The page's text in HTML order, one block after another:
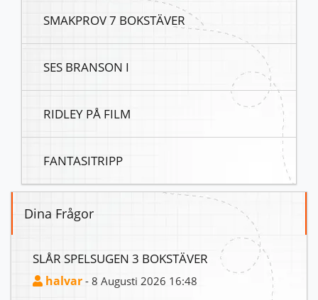
SMAKPROV 7 BOKSTÄVER
SES BRANSON I
RIDLEY PÅ FILM
FANTASITRIPP
Dina Frågor
SLÅR SPELSUGEN 3 BOKSTÄVER
halvar - 8 Augusti 2026 16:48